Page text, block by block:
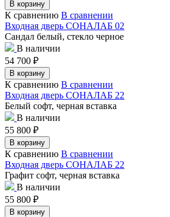
В корзину
К сравнению В сравнении
Входная дверь СОНАЛАБ 02
Сандал белый, стекло черное
В наличии
54 700 ₽
В корзину
К сравнению В сравнении
Входная дверь СОНАЛАБ 22
Белый софт, черная вставка
В наличии
55 800 ₽
В корзину
К сравнению В сравнении
Входная дверь СОНАЛАБ 22
Графит софт, черная вставка
В наличии
55 800 ₽
В корзину